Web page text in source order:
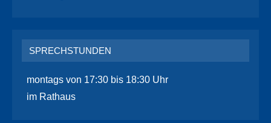
SPRECHSTUNDEN
montags von 17:30 bis 18:30 Uhr
im Rathaus